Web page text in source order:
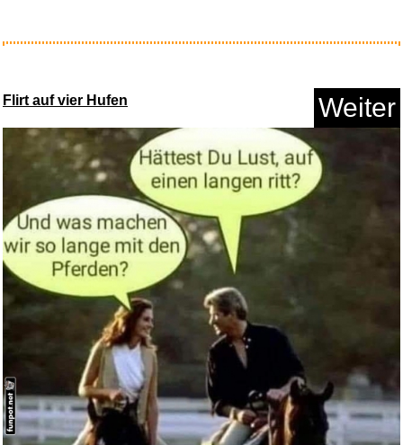
Anzeige
Das achte Leben: Für Bril...
Anzeige
Flirt auf vier Hufen Weiter